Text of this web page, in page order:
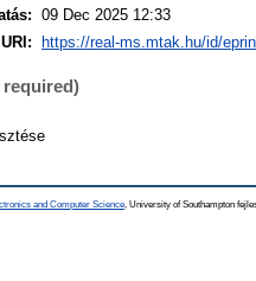
09 Dec 2025 12:33
URI:
https://real-ms.mtak.hu/id/
and Computer Science , University of Southampton